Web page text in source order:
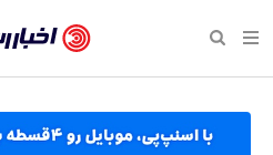
بازگشت
صفحه نخست پایگاه خبری
اقتصادی